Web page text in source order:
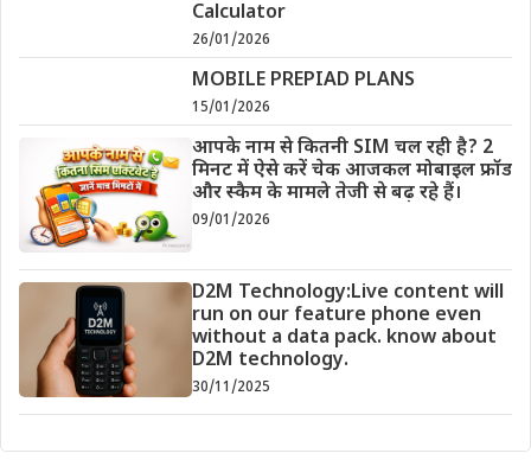
Calculator
26/01/2026
MOBILE PREPIAD PLANS
15/01/2026
आपके नाम से कितनी SIM चल रही है? 2
मिनट में ऐसे करें चेक आजकल मोबाइल फ्रॉड
और स्कैम के मामले तेजी से बढ़ रहे हैं।
09/01/2026
D2M Technology:Live content will
run on our feature phone even
without a data pack. know about
D2M technology.
30/11/2025